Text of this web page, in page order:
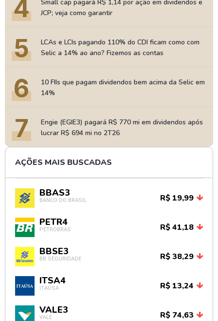
4
Small cap pagará R$ 1,14 por ação em dividendos e
JCP; veja como garantir
5
LCAs e LCIs pagando 110% do CDI ficam como com
Selic a 14% ao ano? Fizemos as contas
6
10 FIIs que pagam dividendos bem acima da Selic em
14%
7
Engie (EGIE3) pagará R$ 770 mi em dividendos após
lucrar R$ 694 mi no 2T26
AÇÕES MAIS BUSCADAS
BBAS3
BANCO DO BRASIL R$ 19,99
PETR4
PETROBRAS R$ 41,18
BBSE3
BB SEGURIDADE R$ 38,29
ITSA4
ITAÚSA R$ 13,24
VALE3
VALE R$ 74,63